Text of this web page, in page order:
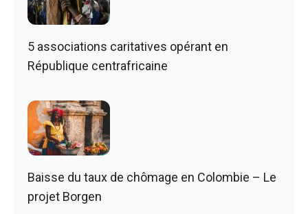
5 associations caritatives opérant en
République centrafricaine
Baisse du taux de chômage en Colombie – Le
projet Borgen